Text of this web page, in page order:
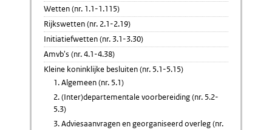
Wetten (nr. 1.1-1.115)
Rijkswetten (nr. 2.1-2.19)
Initiatiefwetten (nr. 3.1-3.30)
Amvb's (nr. 4.1-4.38)
Kleine koninklijke besluiten (nr. 5.1-5.15)
1. Algemeen (nr. 5.1)
2. (Inter)departementale voorbereiding (nr. 5.2-
5.3)
3. Adviesaanvragen en georganiseerd overleg (nr.